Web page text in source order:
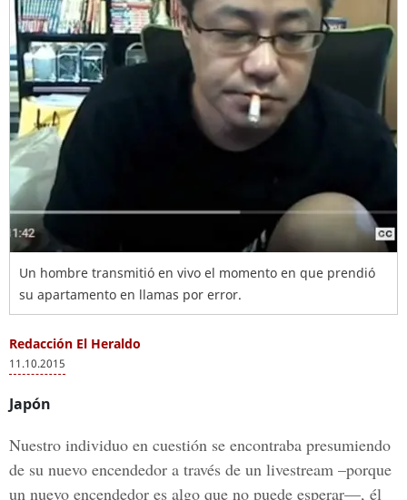
Un hombre transmitió en vivo el momento en que prendió
su apartamento en llamas por error.
Redacción El Heraldo
11.10.2015
Japón
Nuestro individuo en cuestión se encontraba presumiendo
de su nuevo encendedor a través de un livestream –porque
un nuevo encendedor es algo que no puede esperar—, él